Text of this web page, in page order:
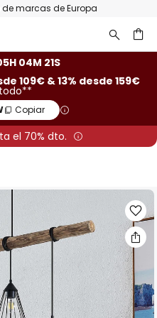
marcas de Europa
04M 20S
109€ & 13% desde 159€
Copiar
el 70% dto.